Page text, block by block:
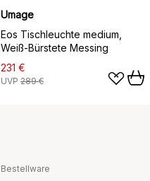
Umage
Eos Tischleuchte medium,
Weiß-Bürstete Messing
231 €
UVP 289 €
Bestellware